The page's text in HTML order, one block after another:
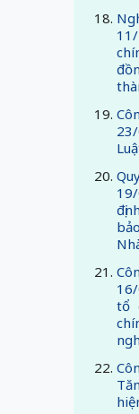
tổ